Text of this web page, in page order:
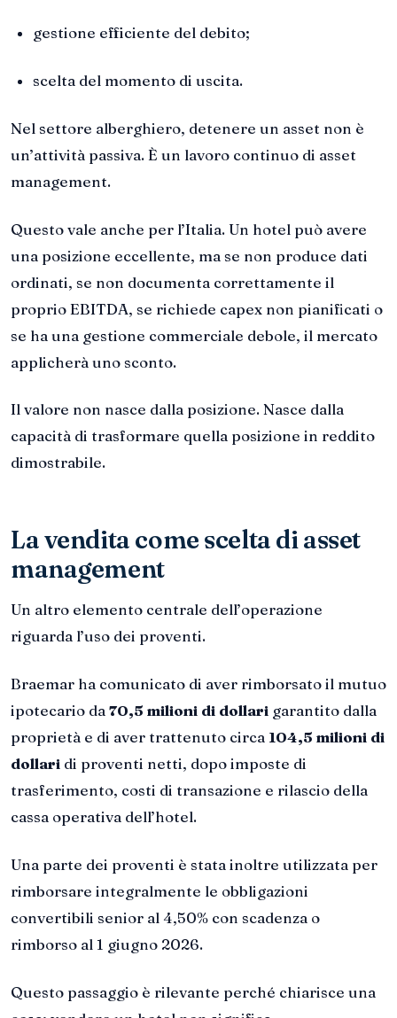
gestione efficiente del debito;
scelta del momento di uscita.
Nel settore alberghiero, detenere un asset non è
un’attività passiva. È un lavoro continuo di asset
management.
Questo vale anche per l’Italia. Un hotel può avere
una posizione eccellente, ma se non produce dati
ordinati, se non documenta correttamente il
proprio EBITDA, se richiede capex non pianificati o
se ha una gestione commerciale debole, il mercato
applicherà uno sconto.
Il valore non nasce dalla posizione. Nasce dalla
capacità di trasformare quella posizione in reddito
dimostrabile.
La vendita come scelta di asset
management
Un altro elemento centrale dell’operazione
riguarda l’uso dei proventi.
Braemar ha comunicato di aver rimborsato il mutuo
ipotecario da 70,5 milioni di dollari garantito dalla
proprietà e di aver trattenuto circa 104,5 milioni di
dollari di proventi netti, dopo imposte di
trasferimento, costi di transazione e rilascio della
cassa operativa dell’hotel.
Una parte dei proventi è stata inoltre utilizzata per
rimborsare integralmente le obbligazioni
convertibili senior al 4,50% con scadenza o
rimborso al 1 giugno 2026.
Questo passaggio è rilevante perché chiarisce una